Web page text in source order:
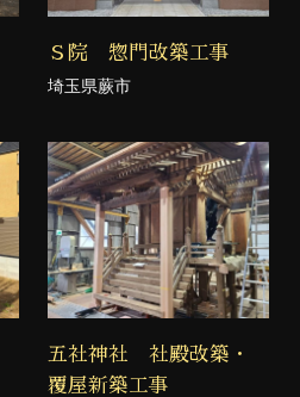
Ｓ院 惣門改築工事
埼玉県蕨市
五社神社 社殿改築・
覆屋新築工事